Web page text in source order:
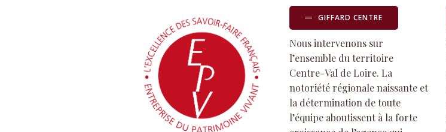
GIFFARD CENTRE
Nous intervenons sur
l’ensemble du territoire
Centre-Val de Loire. La
notoriété régionale naissante et
la détermination de toute
l’équipe aboutissent à la forte